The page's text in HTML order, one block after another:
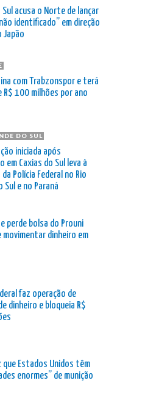
Sul acusa o Norte de lançar
identificado” em direção
Japão
com Trabzonspor e terá
R$ 100 milhões por ano
DO SUL
iniciada após
em Caxias do Sul leva à
Polícia Federal no Rio
Sul e no Paraná
perde bolsa do Prouni
movimentar dinheiro em
faz operação de
dinheiro e bloqueia R$
que Estados Unidos têm
enormes” de munição